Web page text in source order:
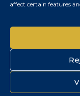
affect certain features
+36 30 687
© 2026 Chris
Adatvédelmi